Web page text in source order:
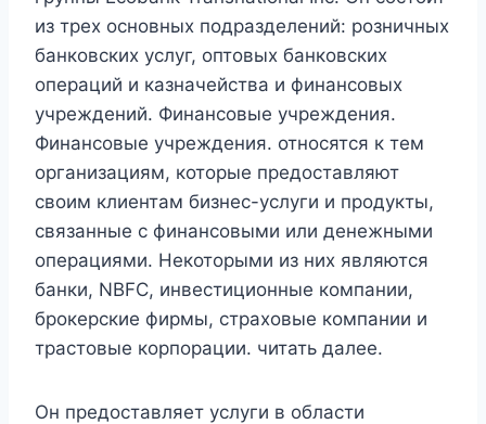
из трех основных подразделений: розничных
банковских услуг, оптовых банковских
операций и казначейства и финансовых
учреждений. Финансовые учреждения.
Финансовые учреждения. относятся к тем
организациям, которые предоставляют
своим клиентам бизнес-услуги и продукты,
связанные с финансовыми или денежными
операциями. Некоторыми из них являются
банки, NBFC, инвестиционные компании,
брокерские фирмы, страховые компании и
трастовые корпорации. читать далее.
Он предоставляет услуги в области